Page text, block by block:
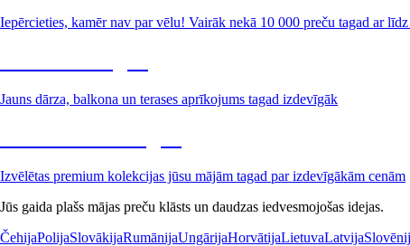
Iepērcieties, kamēr nav par vēlu! Vairāk nekā 10 000 preču tagad ar
Jauns dārza, balkona un terases aprīkojums tagad izdevīgāk
Izvēlētas premium kolekcijas jūsu mājām tagad par izdevīgākām cenām
Jūs gaida plašs mājas preču klāsts un daudzas iedvesmojošas idejas.
ČehijaPolijaSlovākijaRumānijaUngārijaHorvātijaLietuvaLatvija